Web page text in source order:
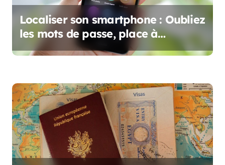
eLocaliser son smartphone : Oubliez
les mots de passe, place à
l’Authentification Biométrique !